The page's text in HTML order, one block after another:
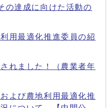
の達成に向けた活動の
用最適化推進委員の紹
れました！（農業者年
よび農地利用最適化推